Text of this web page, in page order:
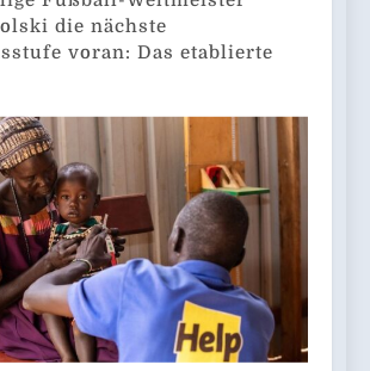
die nächste
voran: Das etablierte